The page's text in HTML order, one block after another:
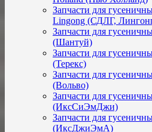
Запчасти для
Lingong (СДЛГ,
Запчасти для
(Шантуй)
Запчасти для
(Терекс)
Запчасти для
(Вольво)
Запчасти для
(ИксСиЭмДжи)
Запчасти для
(ИксДжиЭмА)